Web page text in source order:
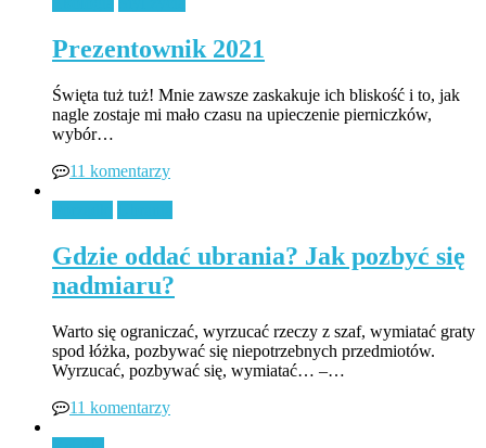
Prezentownik 2021
Święta tuż tuż! Mnie zawsze zaskakuje ich bliskość i to, jak
nagle zostaje mi mało czasu na upieczenie pierniczków,
wybór…
11 komentarzy
Gdzie oddać ubrania? Jak pozbyć się
nadmiaru?
Warto się ograniczać, wyrzucać rzeczy z szaf, wymiatać graty
spod łóżka, pozbywać się niepotrzebnych przedmiotów.
Wyrzucać, pozbywać się, wymiatać… –…
11 komentarzy